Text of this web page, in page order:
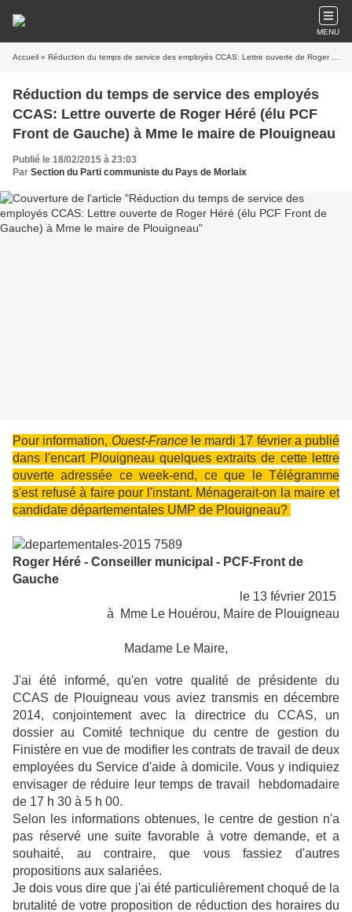
MENU
Accueil » Réduction du temps de service des employés CCAS: Lettre ouverte de Roger Héré (élu PCF Front de Gauche) à Mme le maire de Plouigneau
Réduction du temps de service des employés
CCAS: Lettre ouverte de Roger Héré (élu PCF
Front de Gauche) à Mme le maire de Plouigneau
Publié le 18/02/2015 à 23:03
Par Section du Parti communiste du Pays de Morlaix
Pour information, Ouest-Francele mardi 17 février a publié
dans l'encart Plouigneau quelques extraits de cette lettre
ouverte adressée ce week-end, ce que le Télégramme
s'est refusé à faire pour l'instant. Ménagerait-on la maire et
candidate départementales UMP de Plouigneau?
Roger Héré - Conseiller municipal - PCF-Front de
Gauche
le 13 février 2015
à Mme Le Houérou, Maire de Plouigneau
Madame Le Maire,
J'ai été informé, qu'en votre qualité de présidente du
CCAS de Plouigneau vous aviez transmis en décembre
2014, conjointement avec la directrice du CCAS, un
dossier au Comité technique du centre de gestion du
Finistère en vue de modifier les contrats de travail de deux
employées du Service d'aide à domicile. Vous y indiquiez
envisager de réduire leur temps de travail hebdomadaire
de 17 h 30 à 5 h 00.
Selon les informations obtenues, le centre de gestion n'a
pas réservé une suite favorable à votre demande, et a
souhaité, au contraire, que vous fassiez d'autres
propositions aux salariées.
Je dois vous dire que j'ai été particulièrement choqué de la
brutalité de votre proposition de réduction des horaires du